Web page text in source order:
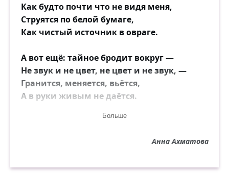
Как будто почти что не видя меня,
Струятся по белой бумаге,
Как чистый источник в овраге.
А вот ещё: тайное бродит вокруг —
Не звук и не цвет, не цвет и не звук, —
Гранится, меняется, вьётся,
А в руки живым не даётся.
Но это!.. по капельке выпило кровь,
Больше
Анна Ахматова